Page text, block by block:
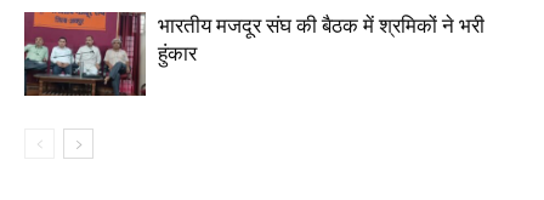
भारतीय मजदूर संघ की बैठक में श्रमिकों ने भरी
हुंकार